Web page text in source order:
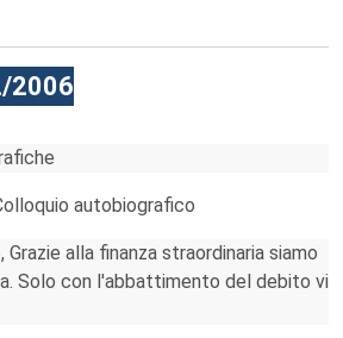
2006
autobiografico
Grazie alla finanza straordinaria siamo
Solo con l'abbattimento del debito vi